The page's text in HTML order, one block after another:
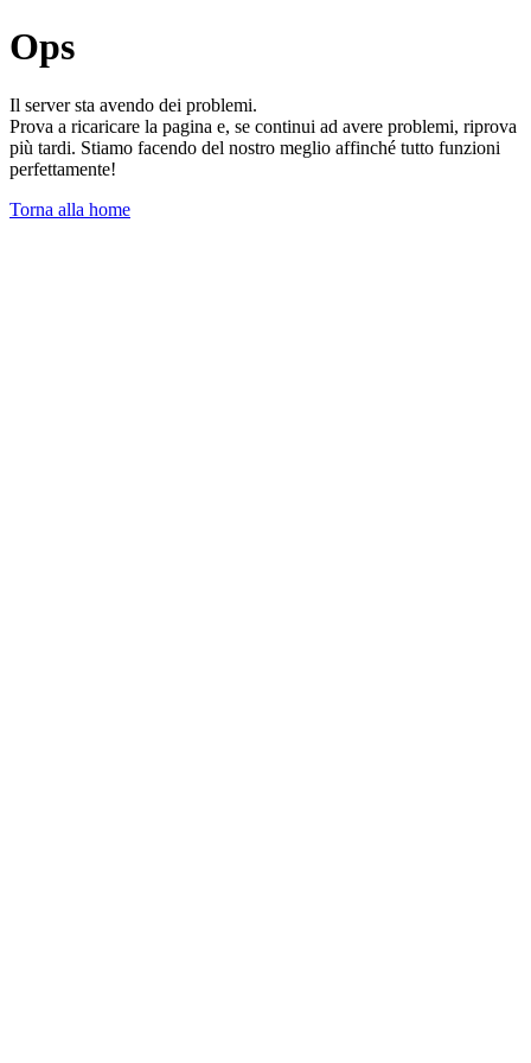
Ops
Il server sta avendo dei problemi.
Prova a ricaricare la pagina e, se continui ad avere problemi, riprova
più tardi. Stiamo facendo del nostro meglio affinché tutto funzioni
perfettamente!
Torna alla home